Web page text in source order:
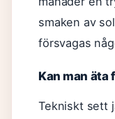
smaken av
försvagas
Kan man äta
Tekniskt sett